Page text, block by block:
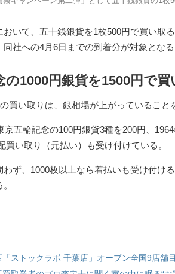
いて、五十銭銀貨を1枚500円で買い取
社への4月6日までの到着分が対象となる
の1000円銀貨を1500円で買
買い取りは、銀相場が上がっていること
京五輪記念の100円銀貨3種を200円、
買い取り（元払い）も受け付けている。
ず、1000枚以上なら着払いも受け付け
ストックラボ 千葉店」オープン全国9店舗目